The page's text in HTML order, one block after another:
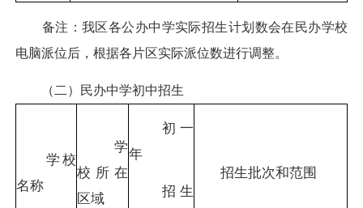
备注：我区各公办中学实际招生计划数会在民办学校
电脑派位后，根据各片区实际派位数进行调整。
（二）民办中学初中招生
学校
名称
学
校所在
区域
初一
年
招生
招生批次和范围